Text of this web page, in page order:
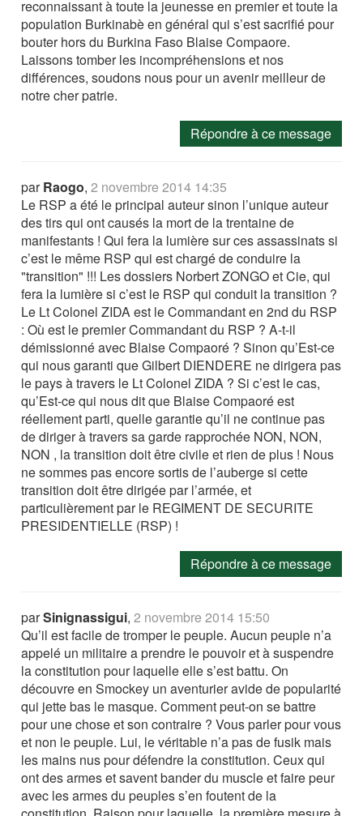
reconnaissant à toute la jeunesse en premier et toute la
population Burkinabè en général qui s’est sacrifié pour
bouter hors du Burkina Faso Blaise Compaore.
Laissons tomber les incompréhensions et nos
différences, soudons nous pour un avenir meilleur de
notre cher patrie.
Répondre à ce message
parRaogo,2 novembre 2014 14:35
Le RSP a été le principal auteur sinon l’unique auteur
des tirs qui ont causés la mort de la trentaine de
manifestants ! Qui fera la lumière sur ces assassinats si
c’est le même RSP qui est chargé de conduire la
"transition" !!! Les dossiers Norbert ZONGO et Cie, qui
fera la lumière si c’est le RSP qui conduit la transition ?
Le Lt Colonel ZIDA est le Commandant en 2nd du RSP
: Où est le premier Commandant du RSP ? A-t-il
démissionné avec Blaise Compaoré ? Sinon qu’Est-ce
qui nous garanti que Gilbert DIENDERE ne dirigera pas
le pays à travers le Lt Colonel ZIDA ? Si c’est le cas,
qu’Est-ce qui nous dit que Blaise Compaoré est
réellement parti, quelle garantie qu’il ne continue pas
de diriger à travers sa garde rapprochée NON, NON,
NON , la transition doit être civile et rien de plus ! Nous
ne sommes pas encore sortis de l’auberge si cette
transition doit être dirigée par l’armée, et
particulièrement par le REGIMENT DE SECURITE
PRESIDENTIELLE (RSP) !
Répondre à ce message
parSinignassigui,2 novembre 2014 15:50
Qu’il est facile de tromper le peuple. Aucun peuple n’a
appelé un militaire a prendre le pouvoir et à suspendre
la constitution pour laquelle elle s’est battu. On
découvre en Smockey un aventurier avide de popularité
qui jette bas le masque. Comment peut-on se battre
pour une chose et son contraire ? Vous parler pour vous
et non le peuple. Lui, le véritable n’a pas de fusik mais
les mains nus pour défendre la constitution. Ceux qui
ont des armes et savent bander du muscle et faire peur
avec les armes du peuples s’en foutent de la